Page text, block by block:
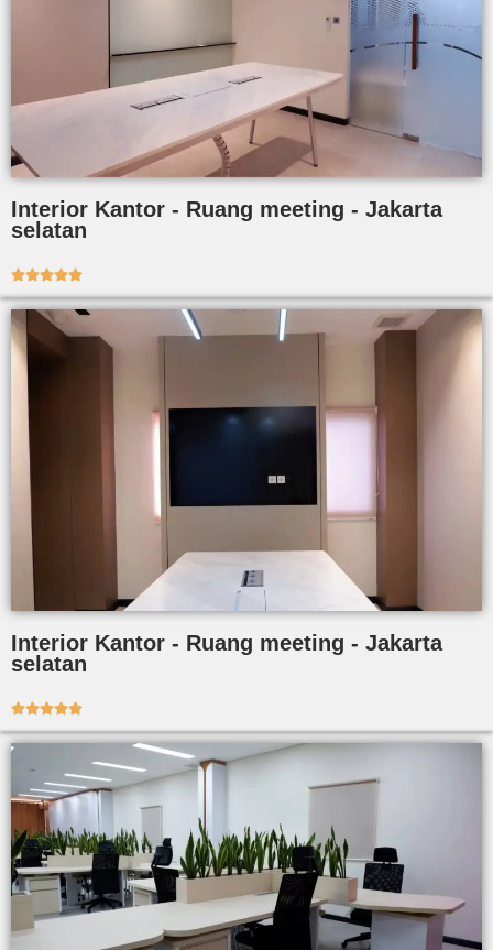
Interior Kantor - Ruang meeting - Jakarta
selatan

Interior Kantor - Ruang meeting - Jakarta
selatan
